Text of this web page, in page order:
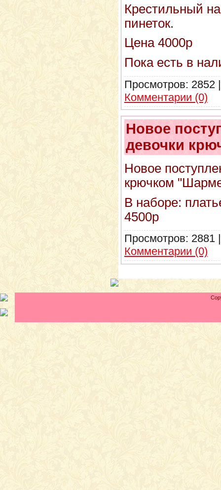
Крестильный
пинеток.
Цена 4000р
Пока есть в
Просмотров: 2852
Комментарии (0)
Новое
девочки
Новое
крючком
В наборе:
4500р
Просмотров: 2881
Комментарии (0)